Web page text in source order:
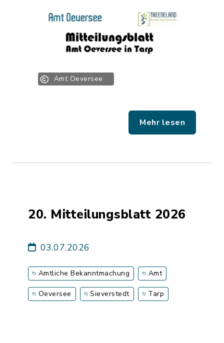
Amt Oeversee
Mehr lesen
20. Mitteilungsblatt 2026
03.07.2026
Amtliche Bekanntmachung Amt
Oeversee Sieverstedt Tarp